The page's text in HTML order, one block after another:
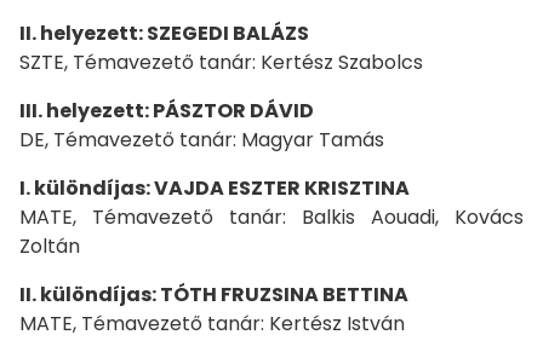
II. helyezett: SZEGEDI BALÁZS
SZTE, Témavezető tanár: Kertész Szabolcs
III. helyezett: PÁSZTOR DÁVID
DE, Témavezető tanár: Magyar Tamás
I. különdíjas: VAJDA ESZTER KRISZTINA
MATE, Témavezető tanár: Balkis Aouadi, Kovács
Zoltán
II. különdíjas: TÓTH FRUZSINA BETTINA
MATE, Témavezető tanár: Kertész István